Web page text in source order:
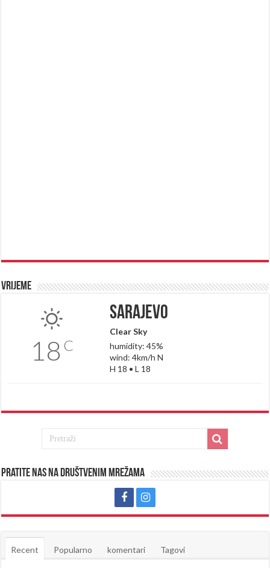
Vrijeme
18 C
Sarajevo
Clear Sky
humidity: 45%
wind: 4km/h N
H 18 • L 18
Pratite nas na društvenim mrežama
Recent Popularno komentari Tagovi